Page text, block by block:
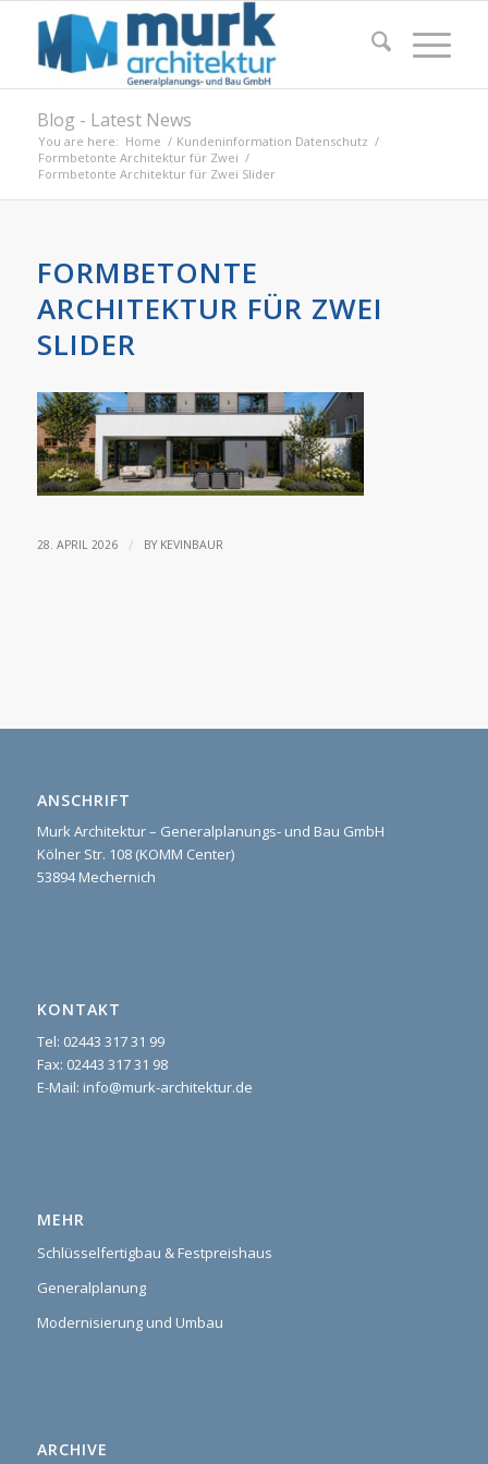
Blog - Latest News
You are here: Home / Kundeninformation Datenschutz /
Formbetonte Architektur für Zwei /
Formbetonte Architektur für Zwei Slider
FORMBETONTE
ARCHITEKTUR FÜR ZWEI
SLIDER
28. APRIL 2026 / BY KEVINBAUR
ANSCHRIFT
Murk Architektur – Generalplanungs- und Bau GmbH
Kölner Str. 108 (KOMM Center)
53894 Mechernich
KONTAKT
Tel: 02443 317 31 99
Fax: 02443 317 31 98
E-Mail: info@murk-architektur.de
MEHR
Schlüsselfertigbau & Festpreishaus
Generalplanung
Modernisierung und Umbau
ARCHIVE